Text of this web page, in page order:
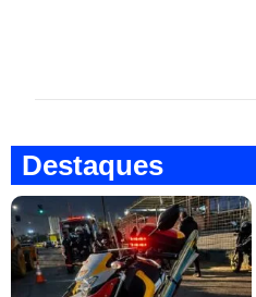
Destaques